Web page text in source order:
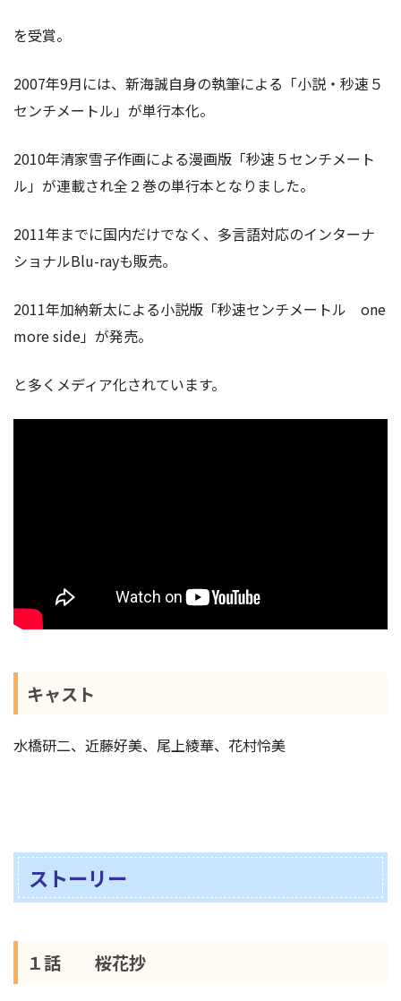
を受賞。
2007年9月には、新海誠自身の執筆による「小説・秒速５
センチメートル」が単行本化。
2010年清家雪子作画による漫画版「秒速５センチメート
ル」が連載され全２巻の単行本となりました。
2011年までに国内だけでなく、多言語対応のインターナ
ショナルBlu-rayも販売。
2011年加納新太による小説版「秒速センチメートル one
more side」が発売。
と多くメディア化されています。
キャスト
水橋研二、近藤好美、尾上綾華、花村怜美
ストーリー
１話 桜花抄